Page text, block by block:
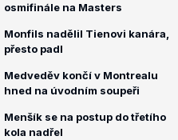
osmifinále na Masters
Monfils nadělil Tienovi kanára,
přesto padl
Medveděv končí v Montrealu
hned na úvodním soupeři
Menšík se na postup do třetího
kola nadřel